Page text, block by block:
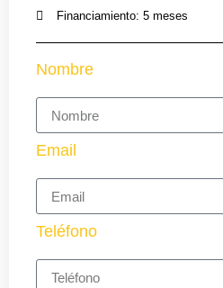
Financiamiento: 5 meses
Nombre
Email
Teléfono